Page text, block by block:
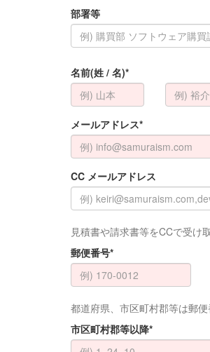
部署等
名前(姓 / 名)*
メールアドレス*
CC メールアドレス
見積書や請求書等をCCで受け
郵便番号*
都道府県、市区町村郡等は郵
市区町村郡等以降*